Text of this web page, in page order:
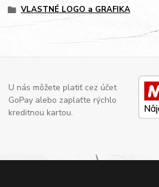
VLASTNÉ LOGO a GRAFIKA
U nás môžete platiť cez účet
GoPay alebo zaplaťte rýchlo
kreditnou kartou.